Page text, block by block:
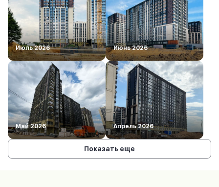
Июль 2026 Июнь 2026
Май 2026 Апрель 2026
Показать еще